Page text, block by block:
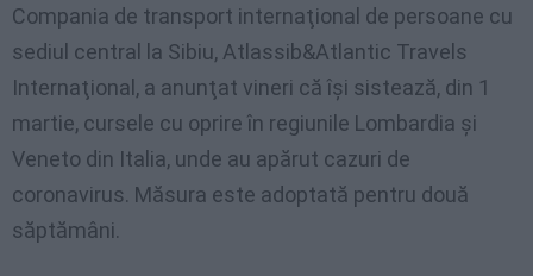
Compania de transport internaţional de persoane cu
sediul central la Sibiu, Atlassib&Atlantic Travels
Internaţional, a anunţat vineri că îşi sistează, din 1
martie, cursele cu oprire în regiunile Lombardia şi
Veneto din Italia, unde au apărut cazuri de
coronavirus. Măsura este adoptată pentru două
săptămâni.